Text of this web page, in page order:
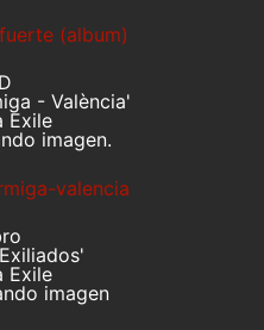
- València'
Exile
imagen.
Exile
imagen